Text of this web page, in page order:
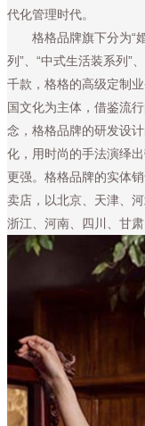
代化管理时代。
格格品牌旗下分为“婚
列”、“中式生活装系列”
千款，格格的高级定制
国文化为主体，借鉴流
念，格格品牌的研发设
化，用时尚的手法演绎
更强。格格品牌的实体
卖店，以北京、天津、
浙江、河南、四川、甘